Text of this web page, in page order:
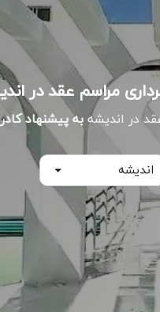
در اندیشهبه پیشنهاد
اندیشه